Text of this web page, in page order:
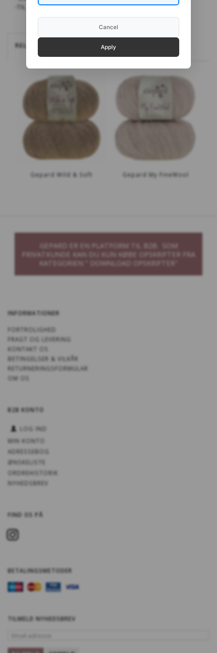
-TIL KASSEN - til nem og hurtig betaling
RELATEREDE
Gepard Wild & Soft Gepard My FineWool
GEPARD ER EN PLATFORM TIL B2B. SOM
PRIVATKUNDE KAN DU KUN KØBE OPSKRIFTER FRA
KATEGORIEN " DOWNLOAD OPSKRIFTER"
INFORMATIONER
FORTROLIGHED
FRAGT OG LEVERING
KONTAKT OS
BETINGELSER & VILKÅR
RETURNERINGSFORMULAR
OM OS
B2B KONTO
LOG IND
MIN KONTO
ADRESSEBOG
ØNSKELISTE
ORDREHISTORIK
NYHEDSBREV
FIND OS PÅ
BETALINGSMETODER
TILMELD NYHEDSBREV
Cancel
Apply